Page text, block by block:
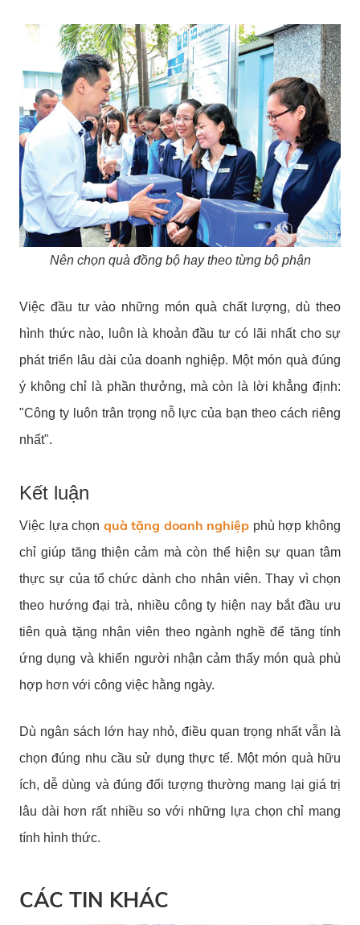
Nên chọn quà đồng bộ hay theo từng bộ phận
Việc đầu tư vào những món quà chất lượng, dù theo
hình thức nào, luôn là khoản đầu tư có lãi nhất cho sự
phát triển lâu dài của doanh nghiệp. Một món quà đúng
ý không chỉ là phần thưởng, mà còn là lời khẳng định:
"Công ty luôn trân trọng nỗ lực của bạn theo cách riêng
nhất".
Kết luận
Việc lựa chọn quà tặng doanh nghiệp phù hợp không
chỉ giúp tăng thiện cảm mà còn thể hiện sự quan tâm
thực sự của tổ chức dành cho nhân viên. Thay vì chọn
theo hướng đại trà, nhiều công ty hiện nay bắt đầu ưu
tiên quà tặng nhân viên theo ngành nghề để tăng tính
ứng dụng và khiến người nhận cảm thấy món quà phù
hợp hơn với công việc hằng ngày.
Dù ngân sách lớn hay nhỏ, điều quan trọng nhất vẫn là
chọn đúng nhu cầu sử dụng thực tế. Một món quà hữu
ích, dễ dùng và đúng đối tượng thường mang lại giá trị
lâu dài hơn rất nhiều so với những lựa chọn chỉ mang
tính hình thức.
CÁC TIN KHÁC